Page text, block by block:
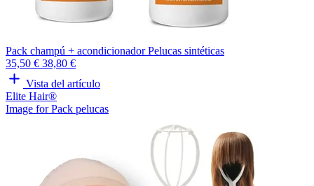
Pack champú + acondicionador Pelucas sintéticas
35,50 € 38,80 €
Vista del artículo
Elite Hair®
Image for Pack pelucas